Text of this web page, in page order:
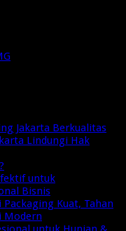
Jakarta Berkualitas
Lindungi Hak
untuk
Bisnis
Kuat, Tahan
Modern